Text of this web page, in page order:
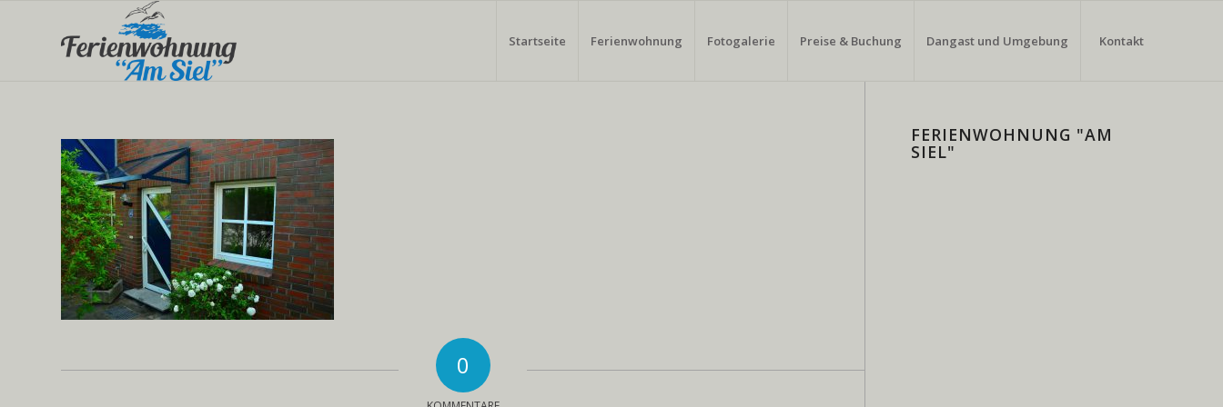
Startseite Ferienwohnung Fotogalerie Preise & Buchung Dangast und Umgebung Kontakt
0
FERIENWOHNUNG "AM
SIEL"